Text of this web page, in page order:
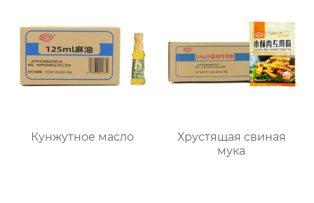
Кунжутное масло
Хрустящая свиная
мука